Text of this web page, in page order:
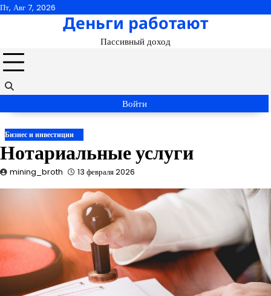
Перейти
Пт, Авг 7, 2026
Деньги работают
Пассивный доход
Войти
Бизнес и инвестиции
Нотариальные услуги
mining_broth 13 февраля 2026